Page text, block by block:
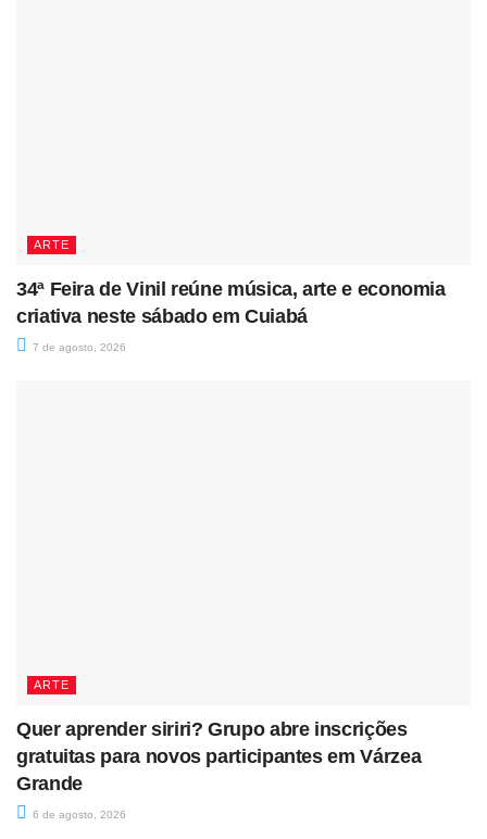
ARTE
34ª Feira de Vinil reúne música, arte e economia
criativa neste sábado em Cuiabá
7 de agosto, 2026
ARTE
Quer aprender siriri? Grupo abre inscrições
gratuitas para novos participantes em Várzea
Grande
6 de agosto, 2026